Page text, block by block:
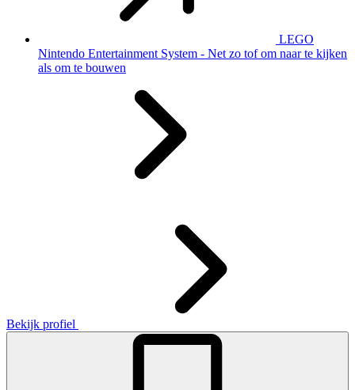
LEGO
Nintendo Entertainment System - Net zo tof om naar te kijken
als om te bouwen
Bekijk profiel